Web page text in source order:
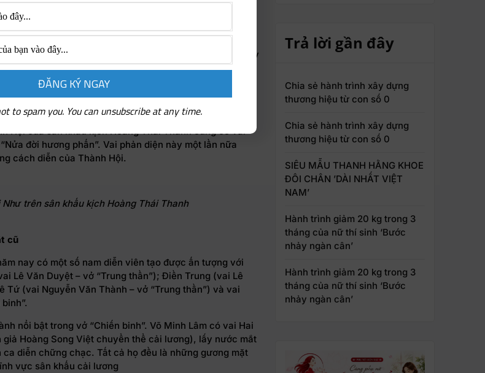
viên trẻ. Nghệ sĩ Minh Nhí trên sân khấu kịch Phú
“Quả tim máu” phần 2) mang đến sự thú vị cho khán
lĩnh của mình.
khấu nhỏ TP HCM, nghệ sĩ Hữu Quốc cũng có hai vai hay
diêu bông”, vai Sinh vở “Đêm vượn hú”. Nghệ sĩ Chánh
“Đêm vượn hú” và Đô đốc hải quân vở “Cây bàng
cội này đều dạn dày kinh nghiệm, đủ sức mang lại cảm
Hội của sân khấu kịch Hoàng Thái Thanh cũng có vai
đời hương phấn”. Vai phản diện này một lần nữa
cách diễn của Thành Hội.
trên sân khấu kịch Hoàng Thái Thanh
cũ
nay có một số nam diễn viên tạo được ấn tượng với
Lê Văn Duyệt – vở “Trung thần”); Điền Trung (vai Lê
Tứ (vai Nguyễn Văn Thành – vở “Trung thần”) và vai
nổi bật trong vở “Chiến binh”. Võ Minh Lâm có vai Hai
giả Hoàng Song Việt chuyển thể cải lương), lấy nước mắt
diễn chững chạc. Tất cả họ đều là những gương mặt
vực sân khấu cải lương
Trả lời gần đây
Chia sẻ hành trình xây dựng
thương hiệu từ con số 0
Chia sẻ hành trình xây dựng
thương hiệu từ con số 0
SIÊU MẪU THANH HẰNG KHOE
ĐÔI CHÂN ’DÀI NHẤT VIỆT
NAM’
Hành trình giảm 20 kg trong 3
tháng của nữ thí sinh ‘Bước
nhảy ngàn cân’
Hành trình giảm 20 kg trong 3
tháng của nữ thí sinh ‘Bước
nhảy ngàn cân’
to spam you. You can unsubscribe at any time.